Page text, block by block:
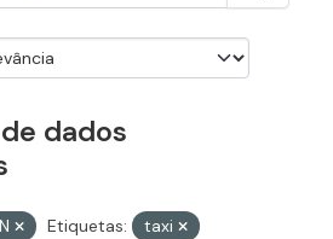
dados
Etiquetas:
taxi